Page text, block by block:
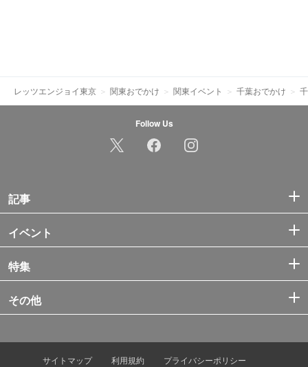
レッツエンジョイ東京 関東おでかけ 関東イベント 千葉おでかけ
Follow Us
記事
イベント
特集
その他
サイトマップ 利用規約 プライバシーポリシー